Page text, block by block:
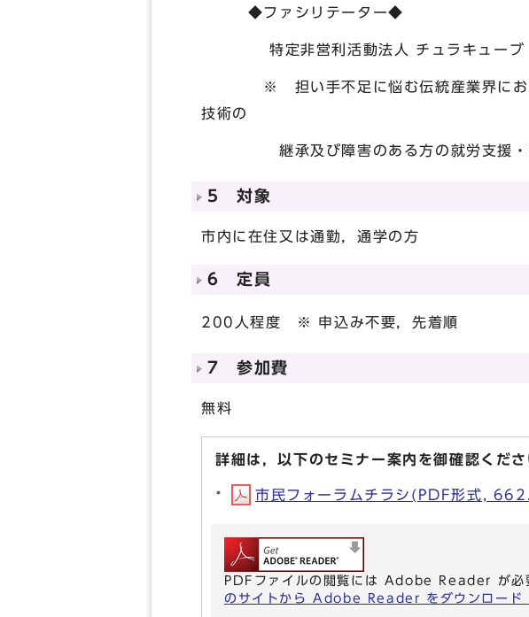
◆ファシリテーター◆
特定非営利活動法人 チュラキューブ
※ 担い手不足に悩む伝統産業界において
技術の
継承及び障害のある方の就労支援・雇
5 対象
市内に在住又は通勤，通学の方
6 定員
200人程度 ※ 申込み不要，先着順
7 参加費
無料
詳細は，以下のセミナー案内を御確認くださ
市民フォーラムチラシ(PDF形式,
PDFファイルの閲覧には Adobe Reader が必
のサイトから Adobe Reader をダウンロード